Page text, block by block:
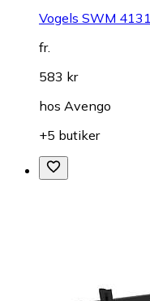
Vogels SWM
fr.
583 kr
hos Avengo
+5 butiker